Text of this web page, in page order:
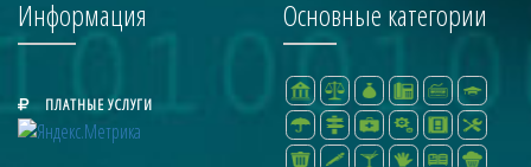
Информация
ПЛАТНЫЕ УСЛУГИ
Основные категории